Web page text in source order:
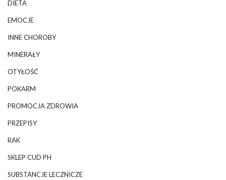
DIETA
EMOCJE
INNE CHOROBY
MINERAŁY
OTYŁOŚĆ
POKARM
PROMOCJA ZDROWIA
PRZEPISY
RAK
SKLEP CUD PH
SUBSTANCJE LECZNICZE